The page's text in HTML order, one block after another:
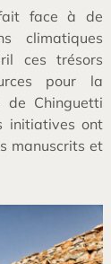
face à de
climatiques
ces trésors
pour la
de Chinguetti
initiatives ont
manuscrits et